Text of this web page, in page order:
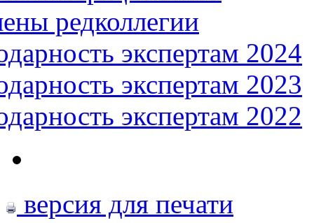
редколлегии
экспертам 2024
экспертам 2023
экспертам 2022
версия для печати